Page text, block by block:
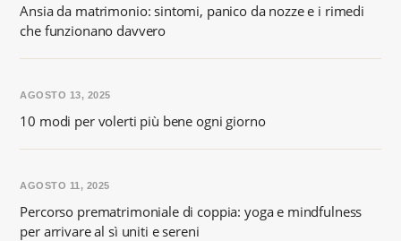
Ansia da matrimonio: sintomi, panico da nozze e i rimedi
che funzionano davvero
10 modi per volerti più bene ogni giorno
AGOSTO 13, 2025
Percorso prematrimoniale di coppia: yoga e mindfulness
per arrivare al sì uniti e sereni
AGOSTO 11, 2025